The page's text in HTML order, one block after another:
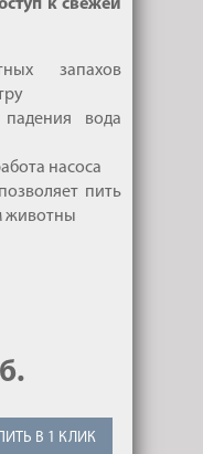
к свежей
запахов
вода
насоса
пить
животны
В 1 КЛИК